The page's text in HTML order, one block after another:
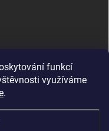
funkcí
využíváme
.
zboží